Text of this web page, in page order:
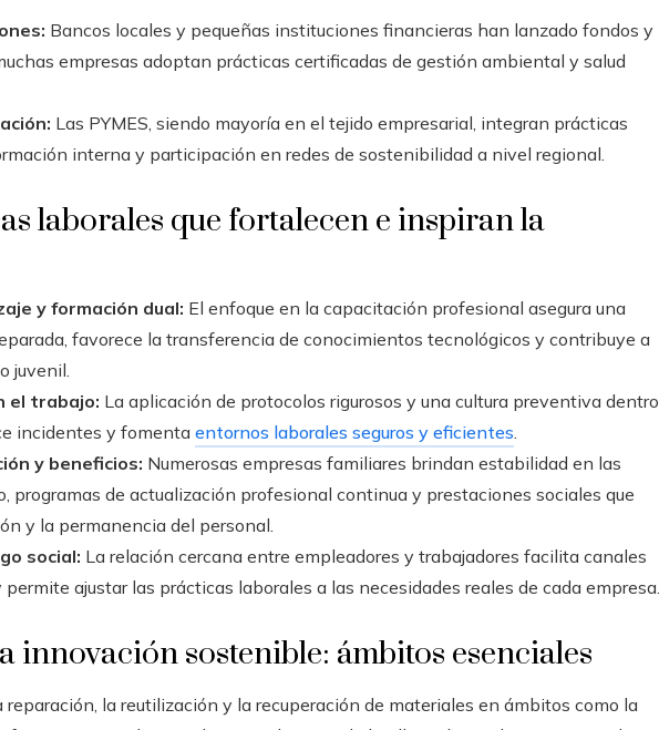
Bancos locales y pequeñas instituciones financieras han lanzado fondos y
empresas adoptan prácticas certificadas de gestión ambiental y salud
Las PYMES, siendo mayoría en el tejido empresarial, integran prácticas
interna y participación en redes de sostenibilidad a nivel regional.
laborales que fortalecen e inspiran la
y formación dual: El enfoque en la capacitación profesional asegura una
favorece la transferencia de conocimientos tecnológicos y contribuye a
juvenil.
el trabajo: La aplicación de protocolos rigurosos y una cultura preventiva dentro
incidentes y fomentaentornos laborales seguros y eficientes
y beneficios: Numerosas empresas familiares brindan estabilidad en las
programas de actualización profesional continua y prestaciones sociales que
y la permanencia del personal.
social: La relación cercana entre empleadores y trabajadores facilita canales
ajustar las prácticas laborales a las necesidades reales de cada empresa.
innovación sostenible: ámbitos esenciales
reparación, la reutilización y la recuperación de materiales en ámbitos como la